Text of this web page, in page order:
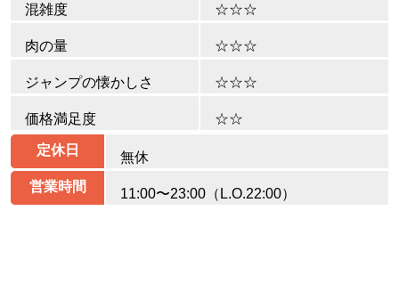
混雑度 ☆☆☆
肉の量 ☆☆☆
ジャンプの懐かしさ ☆☆☆
価格満足度 ☆☆
定休日
無休
営業時間
11:00〜23:00（L.O.22:00）